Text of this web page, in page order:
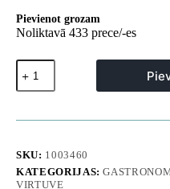
Pievienot grozam
Noliktavā 433 prece/-es
GN
1/6
trauks,
augstums
100
SKU: 1003460
KATEGORIJAS:
VIRTUVE